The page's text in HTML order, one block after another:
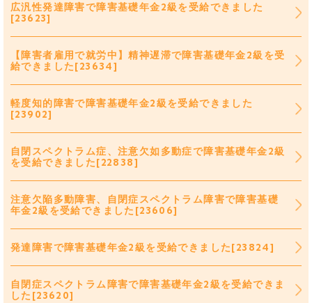
広汎性発達障害で障害基礎年金2級を受給できました
[23623]
【障害者雇用で就労中】精神遅滞で障害基礎年金2級を受
給できました[23634]
軽度知的障害で障害基礎年金2級を受給できました
[23902]
自閉スペクトラム症、注意欠如多動症で障害基礎年金2級
を受給できました[22838]
注意欠陥多動障害、自閉症スペクトラム障害で障害基礎
年金2級を受給できました[23606]
発達障害で障害基礎年金2級を受給できました[23824]
自閉症スペクトラム障害で障害基礎年金2級を受給できま
した[23620]